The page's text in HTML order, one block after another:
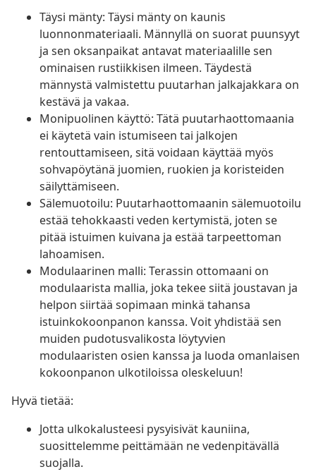
Täysi mänty: Täysi mänty on kaunis
luonnonmateriaali. Männyllä on suorat puunsyyt
ja sen oksanpaikat antavat materiaalille sen
ominaisen rustiikkisen ilmeen. Täydestä
männystä valmistettu puutarhan jalkajakkara on
kestävä ja vakaa.
Monipuolinen käyttö: Tätä puutarhaottomaania
ei käytetä vain istumiseen tai jalkojen
rentouttamiseen, sitä voidaan käyttää myös
sohvapöytänä juomien, ruokien ja koristeiden
säilyttämiseen.
Sälemuotoilu: Puutarhaottomaanin sälemuotoilu
estää tehokkaasti veden kertymistä, joten se
pitää istuimen kuivana ja estää tarpeettoman
lahoamisen.
Modulaarinen malli: Terassin ottomaani on
modulaarista mallia, joka tekee siitä joustavan ja
helpon siirtää sopimaan minkä tahansa
istuinkokoonpanon kanssa. Voit yhdistää sen
muiden pudotusvalikosta löytyvien
modulaaristen osien kanssa ja luoda omanlaisen
kokoonpanon ulkotiloissa oleskeluun!
Hyvä tietää:
Jotta ulkokalusteesi pysyisivät kauniina,
suosittelemme peittämään ne vedenpitävällä
suojalla.